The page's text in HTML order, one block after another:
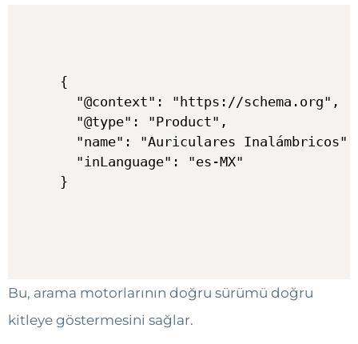
{
  "@context": "https://schema.org",
  "@type": "Product",
  "name": "Auriculares Inalámbricos",
  "inLanguage": "es-MX"
}
Bu, arama motorlarının doğru sürümü doğru
kitleye göstermesini sağlar.